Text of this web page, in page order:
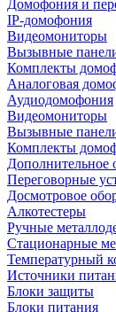
Домофония и
IP-домофония
Видеомониторы
Вызывные
Комплекты
Аналоговая
Аудиодомофония
Видеомониторы
Вызывные
Комплекты
Дополнительное
Переговорные
Досмотровое
Алкотестеры
Ручные
Стационарные
Температурный
Источники
Блоки защиты
Блоки питания